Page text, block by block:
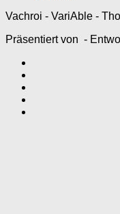
Vachroi - VariAble -
Präsentiert von -